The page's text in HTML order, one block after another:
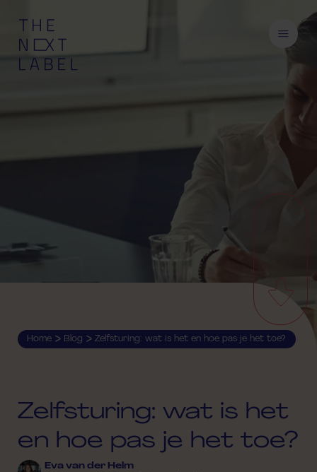
Home > Blog > Zelfsturing: wat is het en hoe pas je het toe?
Zelfsturing: wat is het
en hoe pas je het toe?
Eva van der Helm